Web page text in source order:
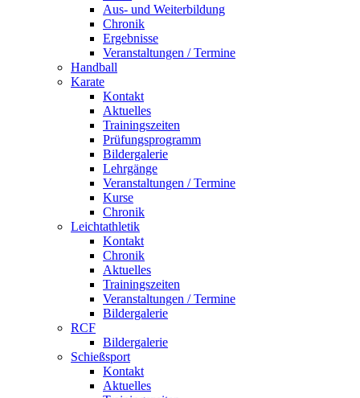
Aus- und Weiterbildung
Chronik
Ergebnisse
Veranstaltungen / Termine
Handball
Karate
Kontakt
Aktuelles
Trainingszeiten
Prüfungsprogramm
Bildergalerie
Lehrgänge
Veranstaltungen / Termine
Kurse
Chronik
Leichtathletik
Kontakt
Chronik
Aktuelles
Trainingszeiten
Veranstaltungen / Termine
Bildergalerie
RCF
Bildergalerie
Schießsport
Kontakt
Aktuelles